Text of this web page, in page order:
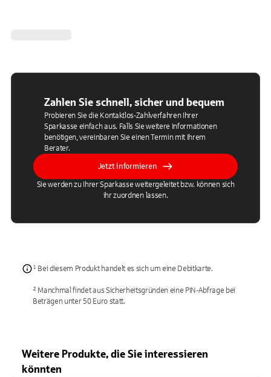
Zahlen Sie schnell, sicher und bequem
Probieren Sie die Kontaktlos-Zahlverfahren Ihrer
Sparkasse einfach aus. Falls Sie weitere Informationen
benötigen, vereinbaren Sie einen Termin mit Ihrem
Berater.
Jetzt informieren
Sie werden zu Ihrer Sparkasse weitergeleitet bzw. können sich
ihr zuordnen lassen.
¹ Bei diesem Produkt handelt es sich um eine Debitkarte.
² Manchmal findet aus Sicherheitsgründen eine PIN-Abfrage bei
Beträgen unter 50 Euro statt.
Weitere Produkte, die Sie interessieren
könnten